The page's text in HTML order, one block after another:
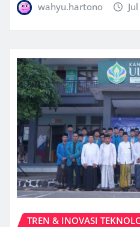
wahyu.hartono
TREN & INOVASI